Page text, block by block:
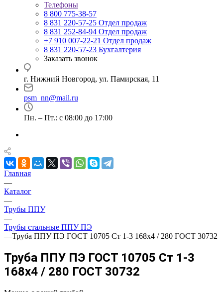
Телефоны
8 800 775-38-57
8 831 220-57-25 Отдел продаж
8 831 252-84-94 Отдел продаж
+7 910 007-22-21 Отдел продаж
8 831 220-57-23 Бухгалтерия
Заказать звонок
г. Нижний Новгород, ул. Памирская, 11
psm_nn@mail.ru
Пн. – Пт.: с 08:00 до 17:00
Главная
—
Каталог
—
Трубы ППУ
—
Трубы стальные ППУ ПЭ
—Труба ППУ ПЭ ГОСТ 10705 Ст 1-3 168x4 / 280 ГОСТ 30732
Труба ППУ ПЭ ГОСТ 10705 Ст 1-3
168x4 / 280 ГОСТ 30732